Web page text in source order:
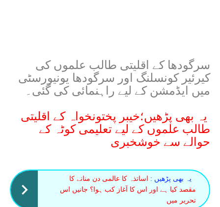
سرگودھا کے اقلیتی طالب علموں کی
کیرئیر کونسلنگ اور سرگودھا یونیورسٹی
میں ایڈمشن کے لیے راہنمائی کی گئی۔
یہ بھی پڑھیں؛خیبر پختونخواہ کے اقلیتی
طالب علموں کے لیے تعلیمی کوٹہ کے
حوالے سے خوشخبری
یہ بھی پڑھیں : اساتذہ کا عالمی دن منانے کا
مقصد کیا ہے اور اس کا آغاز کب ہوا؟ جانیں اس
تحریر میں